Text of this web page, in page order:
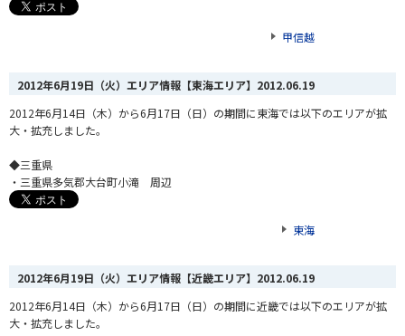
甲信越
2012年6月19日（火）エリア情報【東海エリア】 2012.06.19
2012年6月14日（木）から6月17日（日）の期間に東海では以下のエリアが拡
大・拡充しました。
◆三重県
・三重県多気郡大台町小滝 周辺
東海
2012年6月19日（火）エリア情報【近畿エリア】 2012.06.19
2012年6月14日（木）から6月17日（日）の期間に近畿では以下のエリアが拡
大・拡充しました。